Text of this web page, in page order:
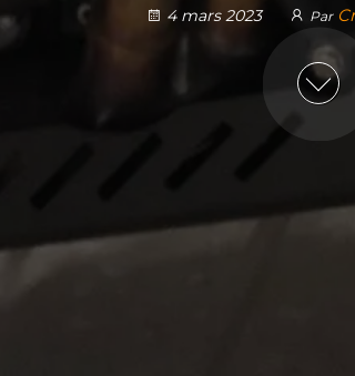
4 mars 2023 Par